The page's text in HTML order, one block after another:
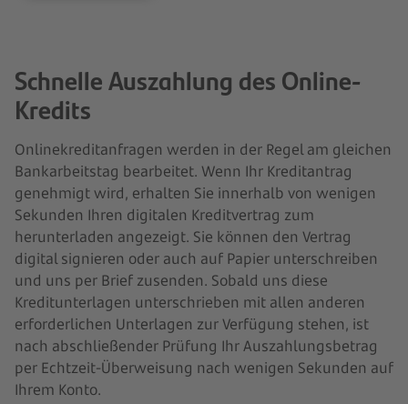
Schnelle Auszahlung des Online-
Kredits
Onlinekreditanfragen werden in der Regel am gleichen
Bankarbeitstag bearbeitet. Wenn Ihr Kreditantrag
genehmigt wird, erhalten Sie innerhalb von wenigen
Sekunden Ihren digitalen Kreditvertrag zum
herunterladen angezeigt. Sie können den Vertrag
digital signieren oder auch auf Papier unterschreiben
und uns per Brief zusenden. Sobald uns diese
Kreditunterlagen unterschrieben mit allen anderen
erforderlichen Unterlagen zur Verfügung stehen, ist
nach abschließender Prüfung Ihr Auszahlungsbetrag
per Echtzeit-Überweisung nach wenigen Sekunden auf
Ihrem Konto.
5.000 Euro-Kredit der Openbank